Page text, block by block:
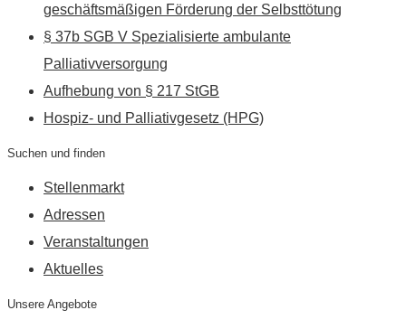
geschäftsmäßigen Förderung der Selbsttötung
§ 37b SGB V Spezialisierte ambulante
Palliativversorgung
Aufhebung von § 217 StGB
Hospiz- und Palliativgesetz (HPG)
Suchen und finden
Stellenmarkt
Adressen
Veranstaltungen
Aktuelles
Unsere Angebote